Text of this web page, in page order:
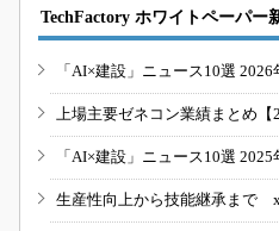
TechFactory ホワイトペーパー
「AI×建設」ニュース10選 2026
上場主要ゼネコン業績まとめ【
「AI×建設」ニュース10選 2025
生産性向上から技能継承まで